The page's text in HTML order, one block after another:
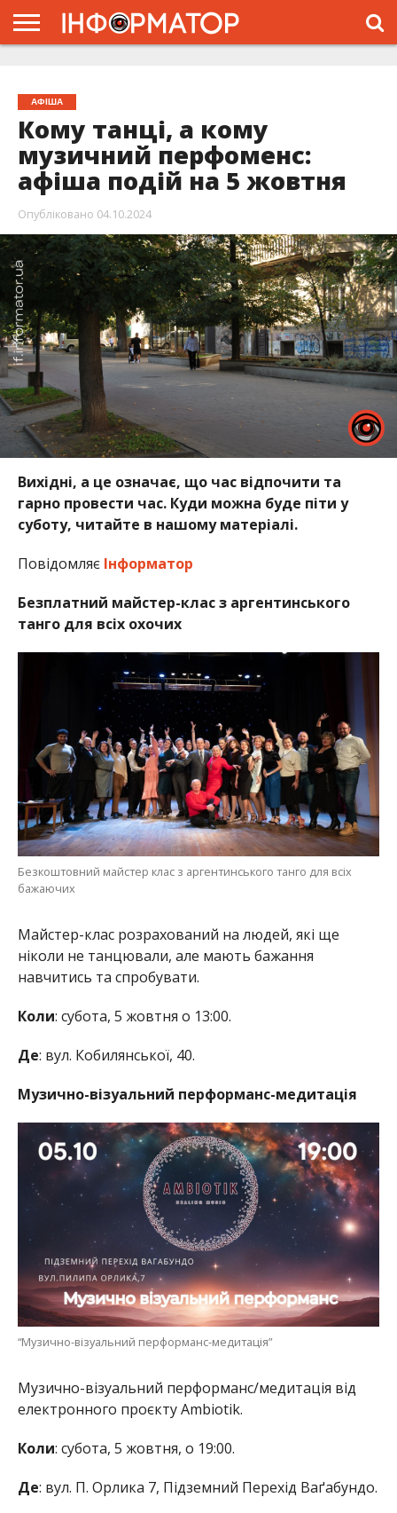
АФІША
Кому танці, а кому
музичний перфоменс:
афіша подій на 5 жовтня
Опубліковано 04.10.2024
Вихідні, а це означає, що час відпочити та
гарно провести час. Куди можна буде піти у
суботу, читайте в нашому матеріалі.
Повідомляє Інформатор
Безплатний майстер-клас з аргентинського
танго для всіх охочих
Безкоштовний майстер клас з аргентинського танго для всіх
бажаючих
Майстер-клас розрахований на людей, які ще
ніколи не танцювали, але мають бажання
навчитись та спробувати.
Коли: субота, 5 жовтня о 13:00.
Де: вул. Кобилянської, 40.
Музично-візуальний перформанс-медитація
“Музично-візуальний перформанс-медитація”
Музично-візуальний перформанс/медитація від
електронного проєкту Ambiotik.
Коли: субота, 5 жовтня, о 19:00.
Де: вул. П. Орлика 7, Підземний Перехід Ваґабундо.